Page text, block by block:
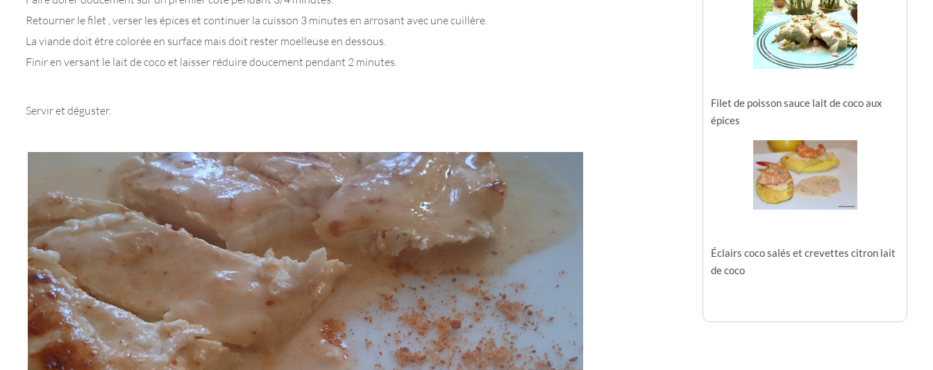
Retourner le filet , verser les épices et continuer la cuisson 3 minutes en arrosant avec une cuillère.
La viande doit être colorée en surface mais doit rester moelleuse en dessous.
Finir en versant le lait de coco et laisser réduire doucement pendant 2 minutes.
Servir et déguster.
Filet de poisson sauce lait de coco aux
épices
Éclairs coco salés et crevettes citron lait
de coco